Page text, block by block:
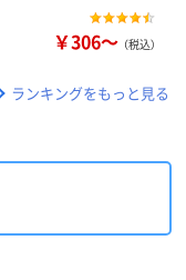
￥306～ （税込）
ランキングをもっと見る